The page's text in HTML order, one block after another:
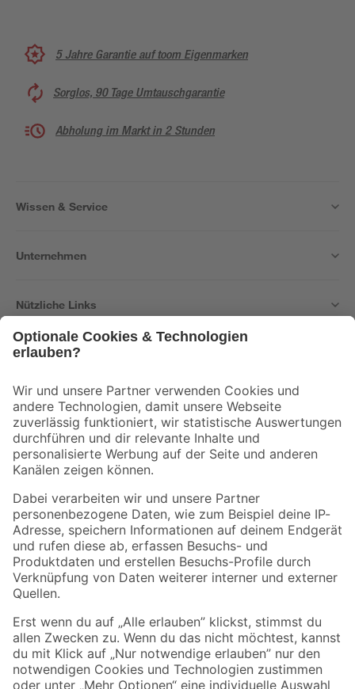
5 Jahre Garantie auf toom Eigenmarken
Sorglos, 90 Tage Umtauschgarantie
Abholung im Markt in 2 Stunden
Wissen & Service
Unternehmen
Nützliche Links
Der toom Newsletter: Keine Angebote und Aktionen mehr verpassen!
Zur Newsletter Anmeldung
Folge uns
Zahlungsarten Versandarten
Sicher einkaufen
Jetzt die toom-App herunterladen